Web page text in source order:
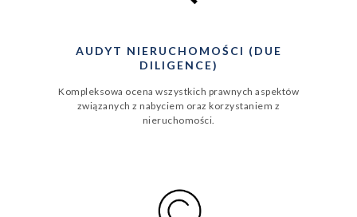
AUDYT NIERUCHOMOŚCI (DUE
DILIGENCE)
Kompleksowa ocena wszystkich prawnych aspektów
związanych z nabyciem oraz korzystaniem z
nieruchomości.